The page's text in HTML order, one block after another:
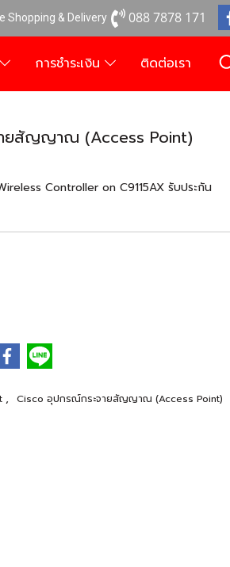
Shopping & Delivery 088 7878 171
การชำระเงิน ติดต่อเรา
ายสัญญาณ (Access Point)
Controller on C9115AX รับประกัน
, Cisco อุปกรณ์กระจายสัญญาณ (Access Point)